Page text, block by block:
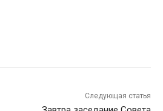
Следующая статья